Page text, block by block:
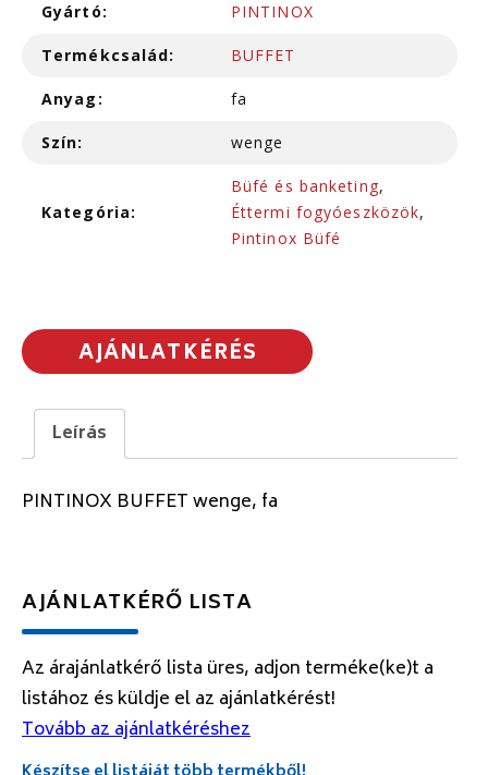
Gyártó: PINTINOX
Termékcsalád: BUFFET
Anyag: fa
Szín: wenge
Kategória:
Büfé és banketing,
Éttermi fogyóeszközök,
Pintinox Büfé
AJÁNLATKÉRÉS
Leírás
PINTINOX BUFFET wenge, fa
AJÁNLATKÉRŐ LISTA
Az árajánlatkérő lista üres, adjon terméke(ke)t a
listához és küldje el az ajánlatkérést!
Tovább az ajánlatkéréshez